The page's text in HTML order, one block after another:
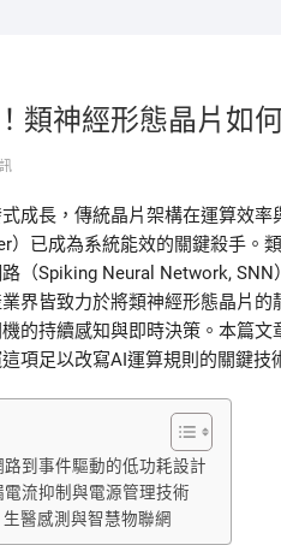
類神經形態晶片如
成長，傳統晶片架構在運算效
）已成為系統能效的關鍵殺手。
（Spiking Neural Network,
界皆致力於將類神經形態晶片
的持續感知與即時決策。本篇
項足以改寫AI運算規則的關鍵技
到事件驅動的低功耗設計
流抑制與電源管理技術
醫感測與智慧物聯網